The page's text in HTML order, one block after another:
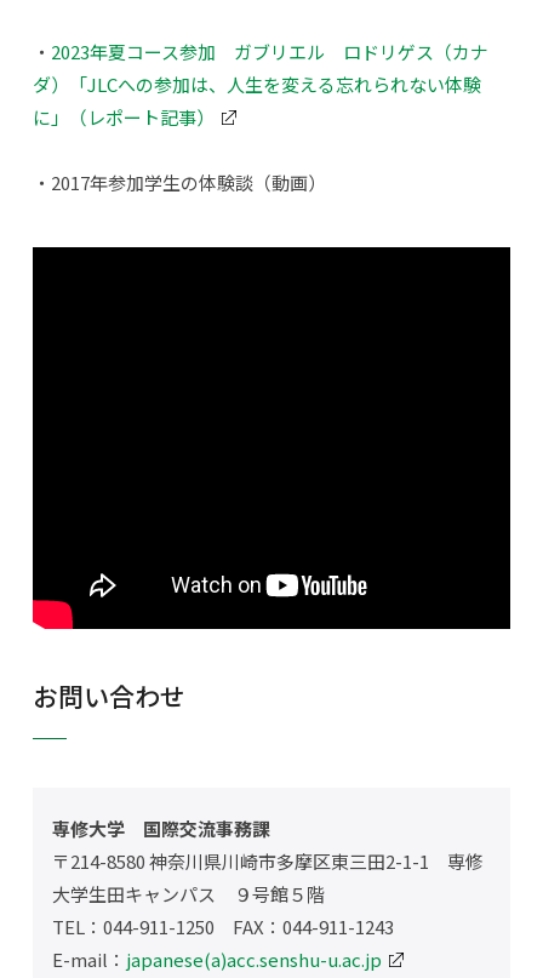
・ 2023年夏コース参加 ガブリエル ロドリゲス（カナ
ダ）「JLCへの参加は、人生を変える忘れられない体験
に」（レポート記事）
・2017年参加学生の体験談（動画）
お問い合わせ
専修大学 国際交流事務課
〒214-8580 神奈川県川崎市多摩区東三田2-1-1 専修
大学生田キャンパス ９号館５階
TEL：044-911-1250 FAX：044-911-1243
E-mail： japanese(a)acc.senshu-u.ac.jp